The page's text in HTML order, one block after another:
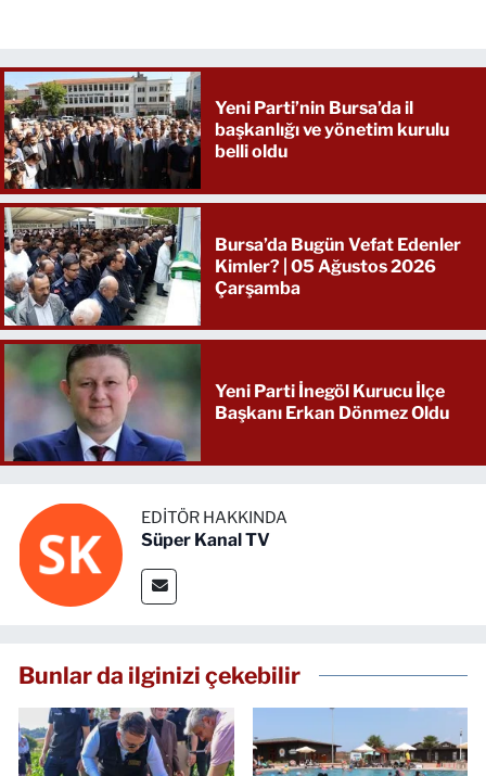
Yeni Parti’nin Bursa’da il
başkanlığı ve yönetim kurulu
belli oldu
Bursa’da Bugün Vefat Edenler
Kimler? | 05 Ağustos 2026
Çarşamba
Yeni Parti İnegöl Kurucu İlçe
Başkanı Erkan Dönmez Oldu
EDITÖR HAKKINDA
Süper Kanal TV
Bunlar da ilginizi çekebilir